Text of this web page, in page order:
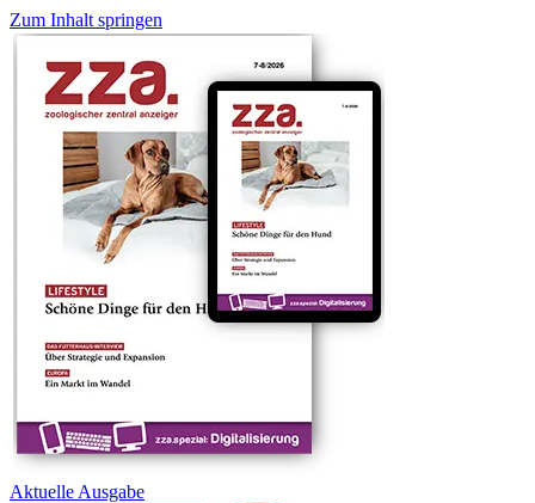
Zum Inhalt springen
Aktuelle Ausgabe